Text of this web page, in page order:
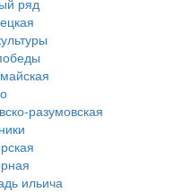
ряд
разумовская
ильича